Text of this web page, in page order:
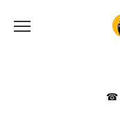
содержанию